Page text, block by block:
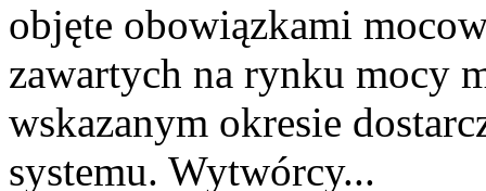
objęte obowiązkami
zawartych na rynku mocy
wskazanym okresie
systemu. Wytwórcy...